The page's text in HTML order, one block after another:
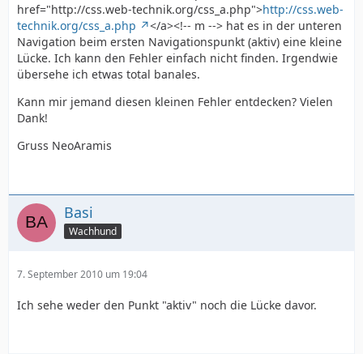
href="http://css.web-technik.org/css_a.php">http://css.web-
technik.org/css_a.php
</a><!-- m --> hat es in der unteren
Navigation beim ersten Navigationspunkt (aktiv) eine kleine
Lücke. Ich kann den Fehler einfach nicht finden. Irgendwie
übersehe ich etwas total banales.
Kann mir jemand diesen kleinen Fehler entdecken? Vielen
Dank!
Gruss NeoAramis
Basi
Wachhund
7. September 2010 um 19:04
Ich sehe weder den Punkt "aktiv" noch die Lücke davor.